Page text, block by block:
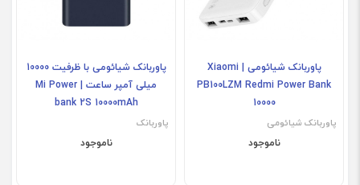
پاوربانک شیائومی | Xiaomi
PB100LZM Redmi Power Bank
10000
پاوربانک شیائومی
ناموجود
پاوربانک شیائومی با ظرفیت 10000
میلی آمپر ساعت | Mi Power
bank 2S 10000mAh
پاوربانک
ناموجود